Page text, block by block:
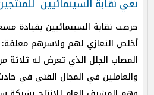
نعي نقابة السينمائيين
حرصت نقابة السينمائيين بقيادة
أخلص التعازي لهم ولاسرهم معلقة:
المصاب الجلل الذي تعرض له ثلاثة
والعاملين في المجال الفنى في